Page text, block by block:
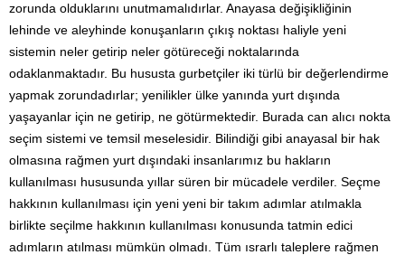
zorunda olduklarını unutmamalıdırlar. Anayasa değişikliğinin
lehinde ve aleyhinde konuşanların çıkış noktası haliyle yeni
sistemin neler getirip neler götüreceği noktalarında
odaklanmaktadır. Bu hususta gurbetçiler iki türlü bir değerlendirme
yapmak zorundadırlar; yenilikler ülke yanında yurt dışında
yaşayanlar için ne getirip, ne götürmektedir. Burada can alıcı nokta
seçim sistemi ve temsil meselesidir. Bilindiği gibi anayasal bir hak
olmasına rağmen yurt dışındaki insanlarımız bu hakların
kullanılması hususunda yıllar süren bir mücadele verdiler. Seçme
hakkının kullanılması için yeni yeni bir takım adımlar atılmakla
birlikte seçilme hakkının kullanılması konusunda tatmin edici
adımların atılması mümkün olmadı. Tüm ısrarlı taleplere rağmen